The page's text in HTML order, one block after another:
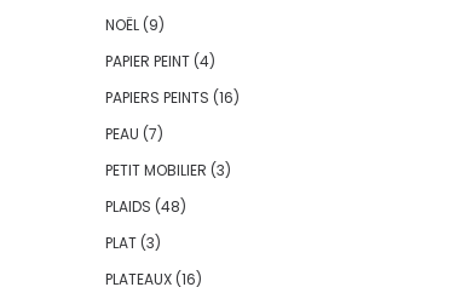
NOËL (9)
PAPIER PEINT (4)
PAPIERS PEINTS (16)
PEAU (7)
PETIT MOBILIER (3)
PLAIDS (48)
PLAT (3)
PLATEAUX (16)